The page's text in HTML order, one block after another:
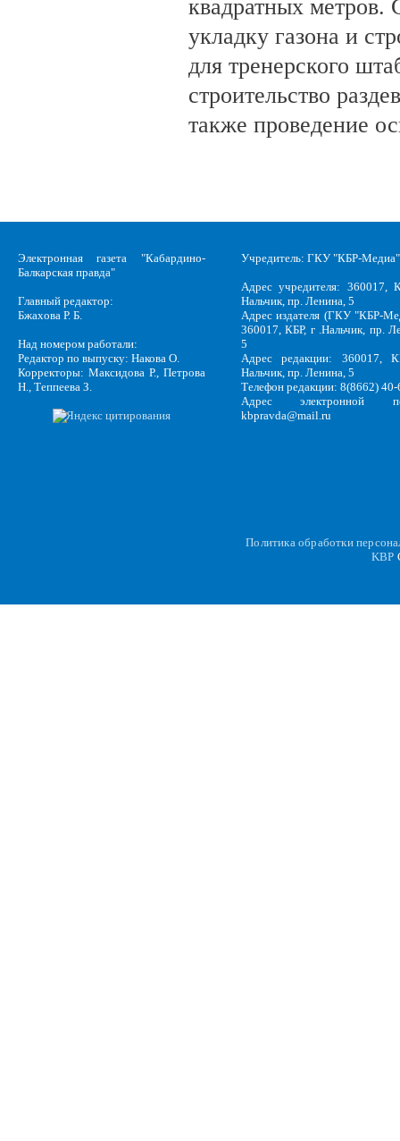
квадратных метров.
укладку газона и
для тренерского
строительство
также проведение
Электронная газета "Кабардино-
Балкарская правда"
Главный редактор:
Бжахова Р. Б.
Над номером работали:
Редактор по выпуску: Накова О.
Корректоры: Максидова Р., Петрова
Н., Теппеева З.
Учредитель: ГКУ "КБР-Медиа"
Адрес учредителя: 360017,
Нальчик, пр. Ленина, 5
Адрес издателя (ГКУ "КБР-
360017, КБР, г .Нальчик, пр.
5
Адрес редакции: 360017,
Нальчик, пр. Ленина, 5
Телефон редакции: 8(8662)
Адрес электронной
kbpravda@mail.ru
Политика обработки
KBP